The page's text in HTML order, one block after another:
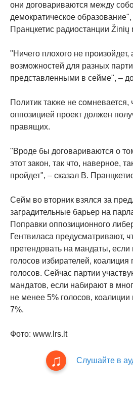
они договариваются между
демократическое образование",
Пранцкетис радиостанции Žinių
"Ничего плохого не произойдет,
возможностей для разных
представленными в сейме", –
Политик также не сомневается,
оппозицией проект должен
правящих.
"Вроде бы договариваются о
этот закон, так что, наверное,
пройдет", – сказал В.
Сейм во вторник взялся за
заградительные барьер на
Поправки оппозиционного
Гентвиласа предусматривают,
претендовать на мандаты,
голосов избирателей,
голосов. Сейчас партии
мандатов, если набирают в
не менее 5% голосов,
7%.
Фото: www.lrs.lt
Слушайте в